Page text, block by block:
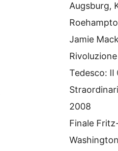
Augsburg,
Jamie
Tedesco: Il
2008
Finale